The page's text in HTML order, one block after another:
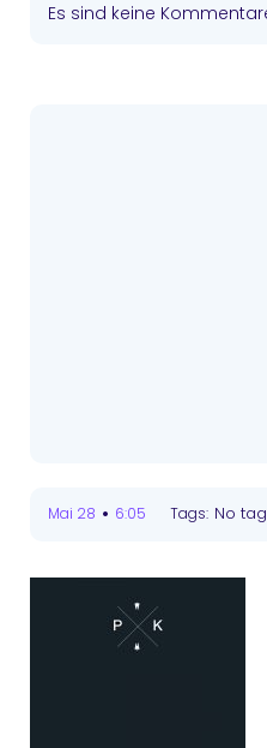
Es sind keine
Mai 28 • 6:05 Tags: No